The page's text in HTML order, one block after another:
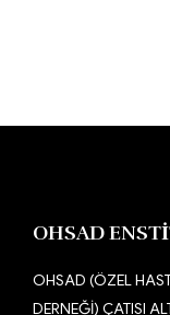
OHSAD
OHSAD (ÖZEL
DERNEĞİ) ÇATISI